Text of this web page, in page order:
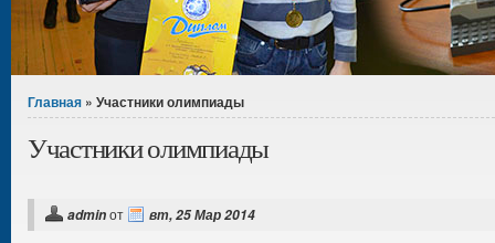
Вы здесь
Главная » Участники олимпиады
Участники олимпиады
adminот вт, 25 Мар 2014